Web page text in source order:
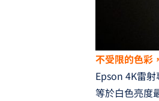
不受限的色彩
Epson 4K雷
等於白色亮度